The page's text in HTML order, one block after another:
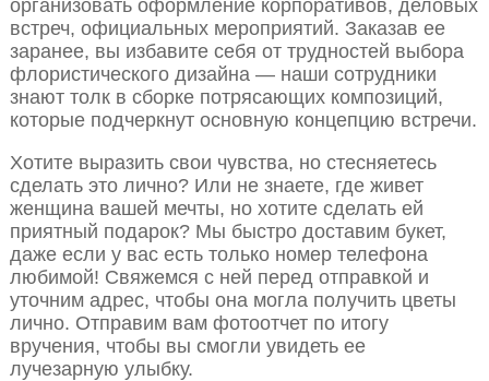
организовать оформление корпоративов, деловых
встреч, официальных мероприятий. Заказав ее
заранее, вы избавите себя от трудностей выбора
флористического дизайна — наши сотрудники
знают толк в сборке потрясающих композиций,
которые подчеркнут основную концепцию встречи.
Хотите выразить свои чувства, но стесняетесь
сделать это лично? Или не знаете, где живет
женщина вашей мечты, но хотите сделать ей
приятный подарок? Мы быстро доставим букет,
даже если у вас есть только номер телефона
любимой! Свяжемся с ней перед отправкой и
уточним адрес, чтобы она могла получить цветы
лично. Отправим вам фотоотчет по итогу
вручения, чтобы вы смогли увидеть ее
лучезарную улыбку.